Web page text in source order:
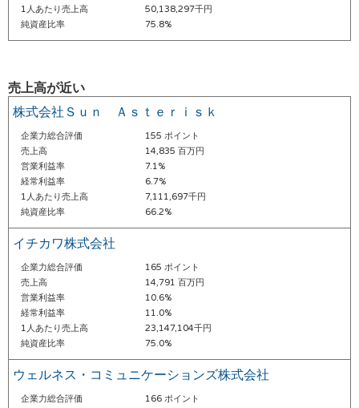
1人あたり売上高
50,138,297千円
純資産比率
75.8%
売上高が近い
株式会社Ｓｕｎ Ａｓｔｅｒｉｓｋ
企業力総合評価
155 ポイント
売上高
14,835 百万円
営業利益率
7.1%
経常利益率
6.7%
1人あたり売上高
7,111,697千円
純資産比率
66.2%
イチカワ株式会社
企業力総合評価
165 ポイント
売上高
14,791 百万円
営業利益率
10.6%
経常利益率
11.0%
1人あたり売上高
23,147,104千円
純資産比率
75.0%
ウェルネス・コミュニケーションズ株式会社
企業力総合評価
166 ポイント